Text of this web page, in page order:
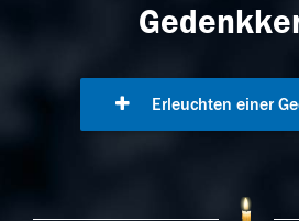
Erleuchten einer